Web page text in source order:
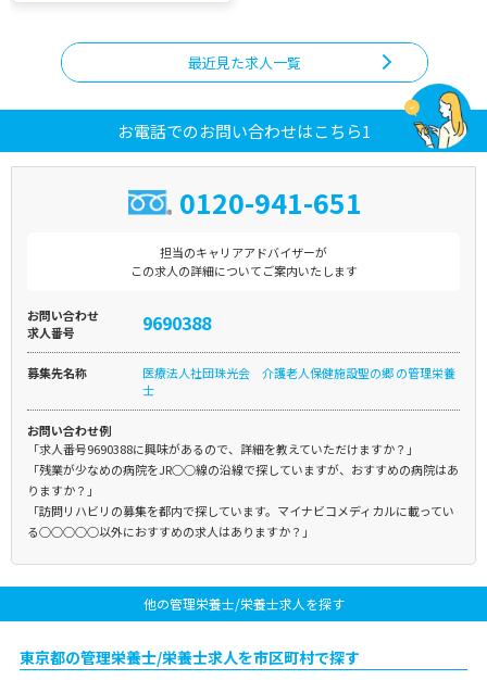
最近見た求人一覧
お電話でのお問い合わせはこちら1
0120-941-651
担当のキャリアアドバイザーが
この求人の詳細についてご案内いたします
お問い合わせ
求人番号
9690388
募集先名称
医療法人社団珠光会 介護老人保健施設聖の郷 の管理栄養
士
お問い合わせ例
「求人番号9690388に興味があるので、詳細を教えていただけますか？」
「残業が少なめの病院をJR○○線の沿線で探していますが、おすすめの病院はあ
りますか？」
「訪問リハビリの募集を都内で探しています。マイナビコメディカルに載ってい
る○○○○○以外におすすめの求人はありますか？」
他の管理栄養士/栄養士求人を探す
東京都の管理栄養士/栄養士求人を市区町村で探す